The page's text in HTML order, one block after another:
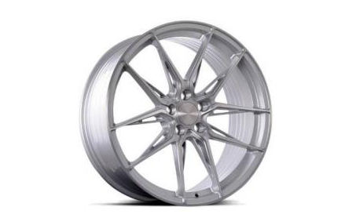
wat betekent dat deze een hogere kwaliteit, minder
gewicht en sterker materiaal heeft. U rijdt
comfortabeler dankzijhet onafgeveerde gewicht.
Het is de Gucci van de velgenwereld! 😍